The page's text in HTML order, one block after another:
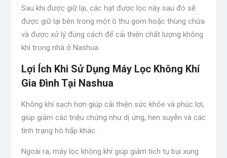
Sau khi được giữ lại, các hạt được lọc này sau đó sẽ
được giữ lại bên trong một ô thu gom hoặc thùng chứa
và được xử lý đúng cách để cải thiện chất lượng không
khí trong nhà ở Nashua.
Lợi Ích Khi Sử Dụng Máy Lọc Không Khí
Gia Đình Tại Nashua
Không khí sạch hơn giúp cải thiện sức khỏe và phúc lợi,
giúp giảm các triệu chứng như dị ứng, hen suyễn và các
tình trạng hô hấp khác.
Ngoài ra, máy lọc không khí giúp giảm tích tụ bụi xung